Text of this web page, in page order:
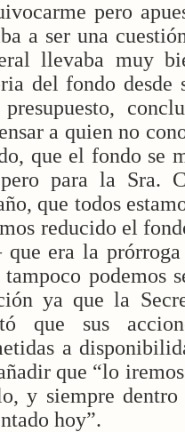
pero
a ser una
llevaba muy
del fondo desde
a quien no
que el fondo se
para la Sra.
que todos
reducido el
era la
podemos
ya que la
que sus
a
que “lo
y siempre
hoy”.